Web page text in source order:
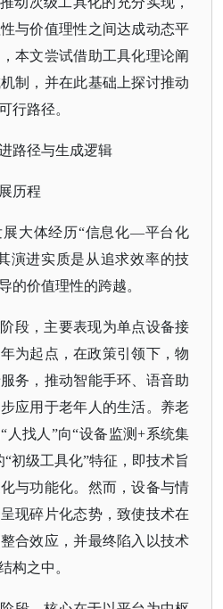
与价值理性之间达成动态平
本文尝试借助工具化理论阐
制，并在此基础上探讨推动
行路径。
路径与生成逻辑
历程
大体经历“信息化—平台化
演进实质是从追求效率的技
的价值理性的跨越。
段，主要表现为单点设备接
年为起点，在政策引领下，物
务，推动智能手环、语音助
应用于老年人的生活。养老
人找人”向“设备监测+系统集
初级工具化”特征，即技术旨
与功能化。然而，设备与情
现碎片化态势，致使技术在
合效应，并最终陷入以技术
构之中。